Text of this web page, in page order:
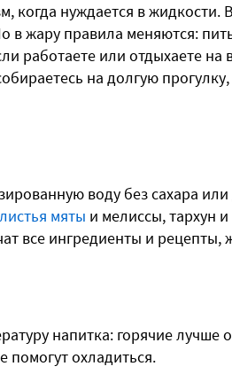
когда нуждается в жидкости.
в жару правила меняются:
работаете или отдыхаете на
на долгую прогулку,
воду без сахара или
листья мяты и мелиссы, тархун и
все ингредиенты и рецепты,
напитка: горячие лучше
охладиться.